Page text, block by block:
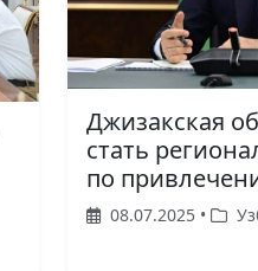
Джизакская
стать
по
08.07.2025 •